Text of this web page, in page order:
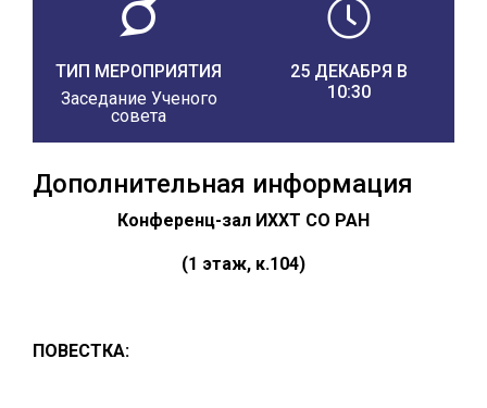
ТИП МЕРОПРИЯТИЯ
Заседание Ученого
совета
25 ДЕКАБРЯ В
10:30
Дополнительная информация
Конференц-зал ИХХТ СО РАН
(1 этаж, к.104)
ПОВЕСТКА: